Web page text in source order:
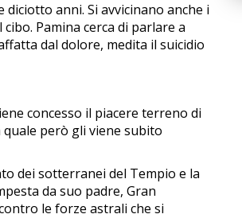
anni. Si avvicinano anche i
Pamina cerca di parlare a
dal dolore, medita il suicidio
concesso il piacere terreno di
però gli viene subito
dei sotterranei del Tempio e la
da suo padre, Gran
le forze astrali che si